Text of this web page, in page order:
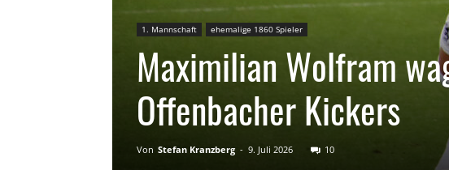
1. Mannschaft ehemalige 1860 Spieler
Maximilian Wolfram
Offenbacher Kickers
Von Stefan Kranzberg - 9. Juli 2026 10